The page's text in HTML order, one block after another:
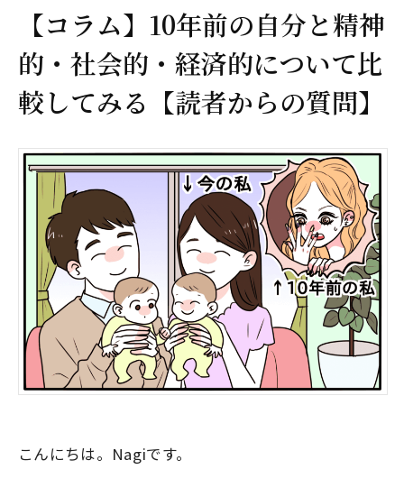
【コラム】10年前の自分と精神
的・社会的・経済的について比
較してみる【読者からの質問】
こんにちは。Nagiです。